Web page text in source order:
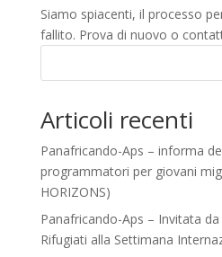
Siamo spiacenti, il processo
fallito. Prova di nuovo o
Articoli recenti
Panafricando-Aps – informa
programmatori per giovani
HORIZONS)
Panafricando-Aps – Invitata
Rifugiati alla Settimana